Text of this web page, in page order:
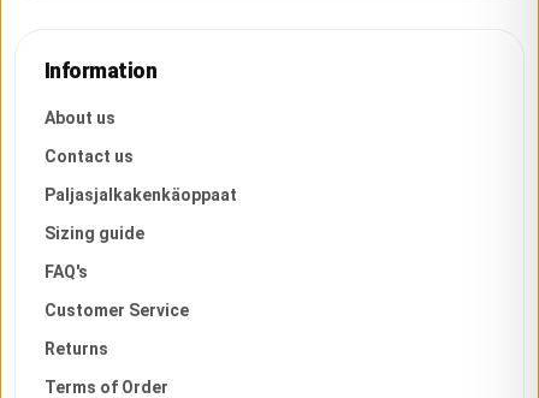
Information
About us
Contact us
Paljasjalkakenkäoppaat
Sizing guide
FAQ's
Customer Service
Returns
Terms of Order